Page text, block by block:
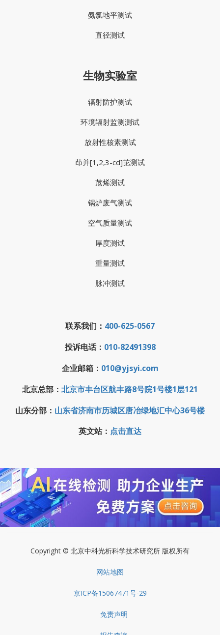
氨氯地平测试
直径测试
生物实验室
辐射防护测试
环境辐射监测测试
放射性核素测试
茚并[1,2,3-cd]芘测试
苊烯测试
锅炉废气测试
空气质量测试
厚度测试
重量测试
脉冲测试
联系我们： 400-625-0567
投诉电话： 010-82491398
企业邮箱： 010@yjsyi.com
北京总部： 北京市丰台区航丰路8号院1号楼1层121
山东分部： 山东省济南市历城区唐冶绿地汇中心36号楼
英文站： 点击直达
Copyright © 北京中科光析科学技术研究所 版权所有
网站地图
京ICP备15067471号-29
免责声明